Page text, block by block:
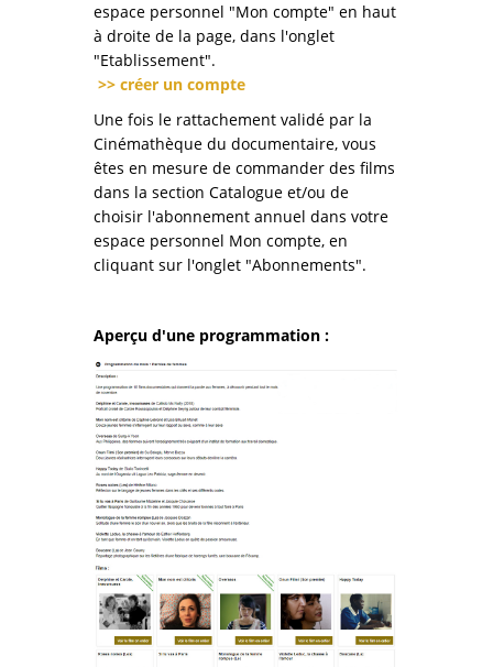
espace personnel "Mon compte" en haut
à droite de la page, dans l'onglet
"Etablissement".
>> créer un compte
Une fois le rattachement validé par la
Cinémathèque du documentaire, vous
êtes en mesure de commander des films
dans la section Catalogue et/ou de
choisir l'abonnement annuel dans votre
espace personnel Mon compte, en
cliquant sur l'onglet "Abonnements".
Aperçu d'une programmation :